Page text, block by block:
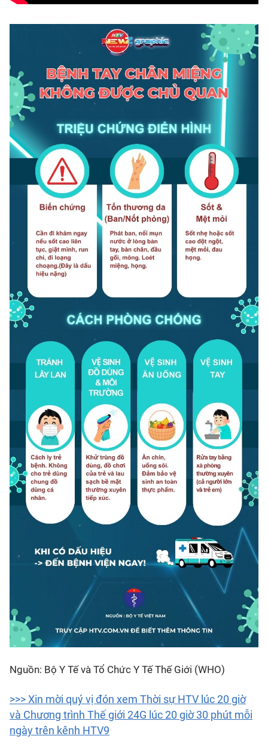
Nguồn: Bộ Y Tế và Tổ Chức Y Tế Thế Giới (WHO)
>>> Xin mời quý vị đón xem Thời sự HTV lúc 20 giờ
và Chương trình Thế giới 24G lúc 20 giờ 30 phút mỗi
ngày trên kênh HTV9